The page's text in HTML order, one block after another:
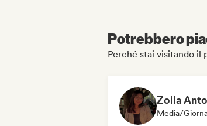
Potrebbero
Perché stai visitando il
Zoila
Media/